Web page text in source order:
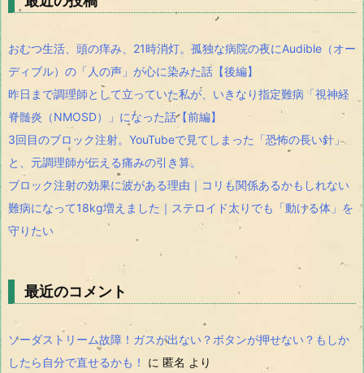
おむつ生活、頭の痒み、21時消灯。孤独な病院の夜にAudible（オー
ディブル）の「人の声」が心に染みた話【後編】
昨日まで調理師として立っていた私が、いきなり指定難病「視神経
脊髄炎（NMOSD）」になった話【前編】
3回目のブロック注射。YouTubeで見てしまった「恐怖の長い針」
と、元調理師が伝える痛みの引き算。
ブロック注射の効果に波がある理由｜コリも関係あるかもしれない
難病になって18kg増えました｜ステロイド太りでも「動ける体」を
守りたい
最近のコメント
ソーダストリーム故障！ガスが出ない？ボタンが押せない？もしか
したら自分で直せるかも！
に 匿名 より